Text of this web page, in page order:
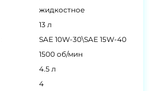
жидкостное
13 л
SAE 10W-30\SAE 15W-40
1500 об/мин
4.5 л
4